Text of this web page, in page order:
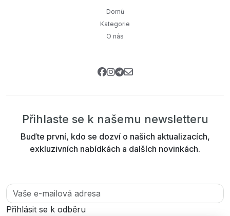
Domů
Kategorie
O nás
Přihlaste se k našemu newsletteru
Buďte první, kdo se dozví o našich aktualizacích,
exkluzivních nabídkách a dalších novinkách.
Přihlásit se k odběru